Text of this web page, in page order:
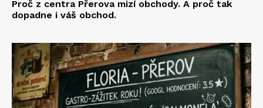
Proč z centra Přerova mizí obchody. A proč tak
dopadne i váš obchod.